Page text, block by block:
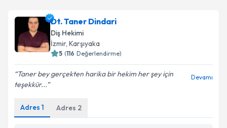
Dt. Taner Dindari
Diş Hekimi
İzmir, Karşıyaka
5 (116 Değerlendirme)
Taner bey gerçekten harika bir hekim her şey için
teşekkür...
Devamı
Adres 1 Adres 2